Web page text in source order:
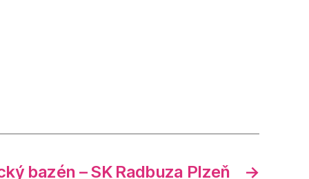
→
bazén – SK Radbuza Plzeň